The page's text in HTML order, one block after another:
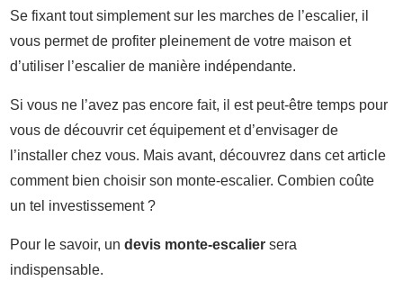
Se fixant tout simplement sur les marches de l’escalier, il
vous permet de profiter pleinement de votre maison et
d’utiliser l’escalier de manière indépendante.
Si vous ne l’avez pas encore fait, il est peut-être temps pour
vous de découvrir cet équipement et d’envisager de
l’installer chez vous. Mais avant, découvrez dans cet article
comment bien choisir son monte-escalier. Combien coûte
un tel investissement ?
Pour le savoir, un devis monte-escalier sera
indispensable.